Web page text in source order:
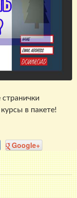
в пакете!
Google+